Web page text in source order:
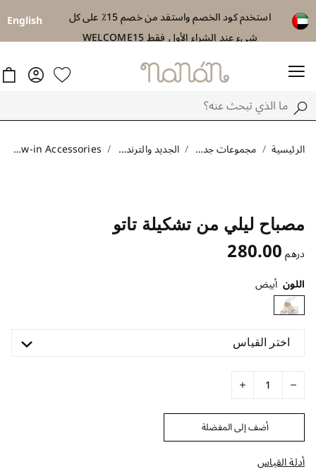
استخدم كود الخصم واستفد من خصم 15٪ على كل
شيء عند الشراء الأول فقط WELCOME15
توصيل مجاني
English
الرئيسية مجموعات جديدة الجديد والترندات New-in Accessories
مصباح ليلي من تشكيلة تاتو
درهم280.00
اللون أبيض
اختر القياس
أضف إلى المفضلة
أدلة القياس